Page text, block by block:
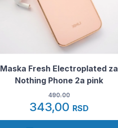
Maska Fresh Electroplated za
Nothing Phone 2a pink
490.00
343,00 RSD